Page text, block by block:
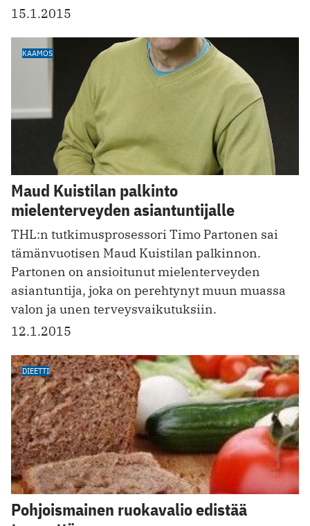
15.1.2015
KAAMOS
Maud Kuistilan palkinto
mielenterveyden asiantuntijalle
THL:n tutkimusprosessori Timo Partonen sai
tämänvuotisen Maud Kuistilan palkinnon.
Partonen on ansioitunut mielenterveyden
asiantuntija, joka on perehtynyt muun muassa
valon ja unen terveysvaikutuksiin.
12.1.2015
DIEETTI
Pohjoismainen ruokavalio edistää